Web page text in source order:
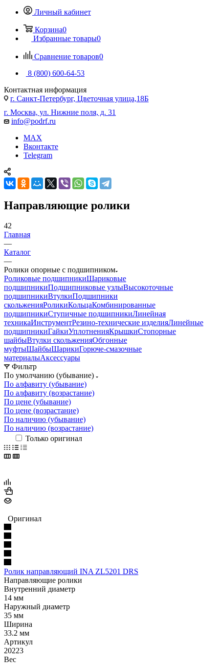
Личный кабинет
Корзина0
Избранные товары0
Сравнение товаров0
8 (800) 600-64-53
Контактная информация
г. Санкт-Петербург, Цветочная улица,18Б
г. Москва, ул. Нижние поля, д. 31
info@podrf.ru
MAX
Вконтакте
Telegram
Направляющие ролики
42
Главная
—
Каталог
—
Ролики опорные с подшипником
Роликовые подшипникиШариковые
подшипникиПодшипниковые узлыВысокоточные
подшипникиВтулкиПодшипники
скольженияРоликиКольцаКомбинированные
подшипникиСтупичные подшипникиЛинейная
техникаИнструментРезино-технические изделияЛинейные
подшипникиГайкиУплотненияКрышкиСтопорные
шайбыВтулки скольженияОбгонные
муфтыШайбыШарикиГорюче-смазочные
материалыАксессуары
Фильтр
По умолчанию (убывание)
По алфавиту (убывание)
По алфавиту (возрастание)
По цене (убывание)
По цене (возрастание)
По наличию (убывание)
По наличию (возрастание)
Только оригинал
Оригинал
Ролик направляющий INA ZL5201 DRS
Направляющие ролики
Внутренний диаметр
14 мм
Наружный диаметр
35 мм
Ширина
33.2 мм
Артикул
20223
Вес